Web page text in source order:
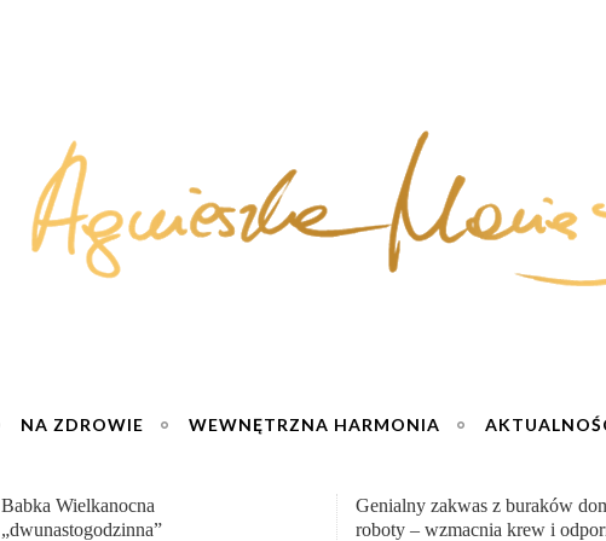
NA ZDROWIE WEWNĘTRZNA HARMONIA
Genialny zakwas z buraków domowej
roboty – wzmacnia krew i odporność
„Przemiana” Podróż do siły i